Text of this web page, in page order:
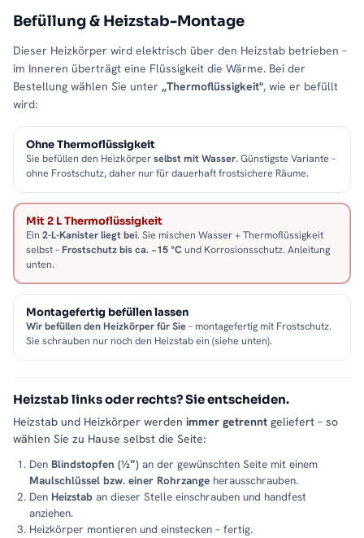
haften kaum an der Oberfläche und lassen sich mühelos mit
einem feuchten Tuch entfernen. Dank der offenen Bauweise
entstehen keine schwer zugänglichen Stellen, sodass der
Heizkörper stets hygienisch sauber und ansprechend bleibt.
PREMIUM ALRONA – Auch als Warmwasser-
Variante verfügbar
Der PREMIUM ALRONA Heizkörper ist nicht nur in der
elektrischen Variante erhältlich, sondern auchals Modell für
den Anschluss an Ihre Zentralheizung. Beide Ausführungen
bieten die gleiche zuverlässige Heizleistung und vereinen
modernes Design mit höchstem Komfort. Wählen Sie die
Variante, die perfekt zu Ihren Bedürfnissen passt.
Zertifiziert nach der europäischen Heizkörpernorm
DIN EN 442
Dieser Heizkörper istnach der europäischen Heizkörpernorm
DIN EN 442 zertifiziert
Anforderungen an die Wärmeleistung, Energieeffizienz und
den aktuellen europäischen Richtlinien entsprechen. Die
Bedingungen getestet wurde und die angegebenen
Leistungswerte zuverlässig erreicht.
Mit 5 Jahren Herstellergarantie
Befüllung & Heizstab-Montage
Dieser Heizkörper wird elektrisch über den Heizstab betrieben –
im Inneren überträgt eine Flüssigkeit die Wärme. Bei der
Bestellung wählen Sie unter „Thermoflüssigkeit", wie er befüllt
wird:
Ohne Thermoflüssigkeit
Sie befüllen den Heizkörperselbst mit Wasser. Günstigste Variante –
ohne Frostschutz, daher nur für dauerhaft frostsichere Räume.
Mit 2 L Thermoflüssigkeit
Ein 2-L-Kanister liegt bei. Sie mischen Wasser + Thermoflüssigkeit
selbst –Frostschutz bis ca. −15 °Cund Korrosionsschutz. Anleitung
unten.
Montagefertig befüllen lassen
Wir befüllen den Heizkörper für Sie– montagefertig mit Frostschutz.
Sie schrauben nur noch den Heizstab ein (siehe unten).
Heizstab links oder rechts? Sie entscheiden.
Heizstab und Heizkörper werden immer getrennt geliefert – so
wählen Sie zu Hause selbst die Seite:
Den Blindstopfen (½″) an der gewünschten Seite mit einem
Maulschlüssel bzw. einer Rohrzange herausschrauben.
Den Heizstab an dieser Stelle einschrauben und handfest
anziehen.
Heizkörper montieren und einstecken – fertig.